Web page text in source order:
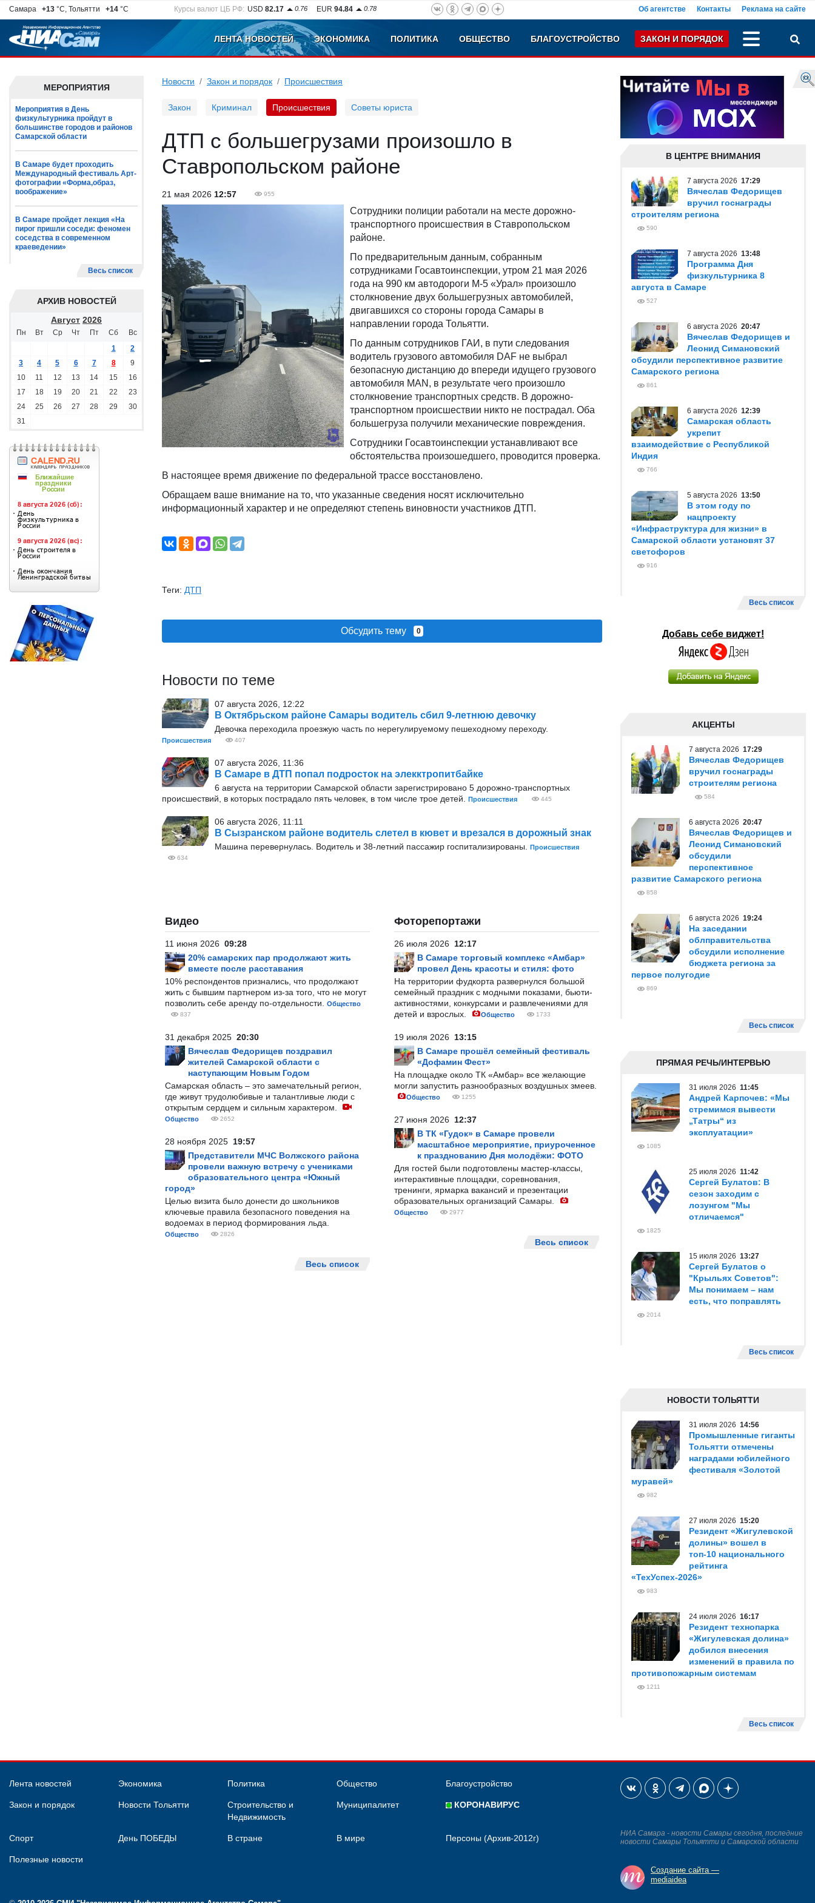
Самара +13 °C, Тольятти +14 °C Курсы валют ЦБ РФ: USD 82.17 0.76 EUR 94.84 0.78 Об агентстве Контакты Реклама на сайте
ЛЕНТА НОВОСТЕЙ ЭКОНОМИКА ПОЛИТИКА ОБЩЕСТВО БЛАГОУСТРОЙСТВО ЗАКОН И ПОРЯДОК
МЕРОПРИЯТИЯ
Мероприятия в День
физкультурника пройдут в
большинстве городов и районов
Самарской области
В Самаре будет проходить
Международный фестиваль Арт-
фотографии «Форма,образ,
воображение»
В Самаре пройдет лекция «На
пирог пришли соседи: феномен
соседства в современном
краеведении»
Весь список
АРХИВ НОВОСТЕЙ
Август 2026
Пн Вт Ср Чт Пт Сб
Вс
1
2
3
4 5 6 7 8
9
10
11 12 13 14 15
16
17
18 19 20 21 22
23
24
25 26 27 28 29
30
31
Новости Закон и порядок Происшествия
Закон Криминал Происшествия Советы юриста
ДТП с большегрузами произошло в
Ставропольском районе
21 мая 2026 12:57 955
Сотрудники полиции работали на месте дорожно-
транспортного происшествия в Ставропольском
районе.
По предварительным данным, собранным
сотрудниками Госавтоинспекции, утром 21 мая 2026
года на 990 км автодороги М-5 «Урал» произошло
столкновение двух большегрузных автомобилей,
двигавшихся со стороны города Самары в
направлении города Тольятти.
По данным сотрудников ГАИ, в пути следования
водитель грузового автомобиля DAF не выбрал
безопасную дистанцию до впереди идущего грузового
автомобиля MAN, в результате чего произошло
столкновение транспортных средств. В дорожно-
транспортном происшествии никто не пострадал. Оба
большегруза получили механические повреждения.
Сотрудники Госавтоинспекции устанавливают все
обстоятельства произошедшего, проводится проверка.
В настоящее время движение по федеральной трассе восстановлено.
Обращаем ваше внимание на то, что указанные сведения носят исключительно
информационный характер и не определяют степень виновности участников ДТП.
Теги: ДТП
Обсудить тему 0
Новости по теме
07 августа 2026, 12:22
В Октябрьском районе Самары водитель сбил 9-летнюю девочку
Девочка переходила проезжую часть по нерегулируемому пешеходному переходу.
Происшествия 407
07 августа 2026, 11:36
В Самаре в ДТП попал подросток на элекктропитбайке
6 августа на территории Самарской области зарегистрировано 5 дорожно-транспортных
происшествий, в которых пострадало пять человек, в том числе трое детей.
Происшествия 445
06 августа 2026, 11:11
В Сызранском районе водитель слетел в кювет и врезался в дорожный знак
Машина перевернулась. Водитель и 38-летний пассажир госпитализированы. Происшествия
634
Видео
11 июня 2026 09:28
20% самарских пар продолжают жить
вместе после расставания
10% респондентов признались, что продолжают
жить с бывшим партнером из-за того, что не могут
позволить себе аренду по-отдельности.
Общество
837
31 декабря 2025 20:30
Вячеслав Федорищев поздравил
жителей Самарской области с
наступающим Новым Годом
Самарская область – это замечательный регион,
где живут трудолюбивые и талантливые люди с
открытым сердцем и сильным характером.
Общество 2652
28 ноября 2025 19:57
Представители МЧС Волжского района
провели важную встречу с учениками
образовательного центра «Южный
город»
Целью визита было донести до школьников
ключевые правила безопасного поведения на
водоемах в период формирования льда.
Общество 2826
Весь список
Фоторепортажи
26 июля 2026 12:17
В Самаре торговый комплекс «Амбар»
провел День красоты и стиля: фото
На территории фудкорта развернулся большой
семейный праздник с модными показами, бьюти-
активностями, конкурсами и развлечениями для
детей и взрослых.
Общество 1733
19 июля 2026 13:15
В Самаре прошёл семейный фестиваль
«Дофамин Фест»
На площадке около ТК «Амбар» все желающие
могли запустить разнообразных воздушных змеев.
Общество 1255
27 июня 2026 12:37
В ТК «Гудок» в Самаре провели
масштабное мероприятие, приуроченное
к празднованию Дня молодёжи: ФОТО
Для гостей были подготовлены мастер-классы,
интерактивные площадки, соревнования,
тренинги, ярмарка вакансий и презентации
образовательных организаций Самары.
Общество 2977
Весь список
В ЦЕНТРЕ ВНИМАНИЯ
7 августа 2026 17:29
Вячеслав Федорищев
вручил госнаграды
строителям региона
590
7 августа 2026 13:48
Программа Дня
физкультурника 8
августа в Самаре
527
6 августа 2026 20:47
Вячеслав Федорищев и
Леонид Симановский
обсудили перспективное развитие
Самарского региона
861
6 августа 2026 12:39
Самарская область
укрепит
взаимодействие с Республикой
Индия
766
5 августа 2026 13:50
В этом году по
нацпроекту
«Инфраструктура для жизни» в
Самарской области установят 37
светофоров
916
Весь список
Добавь себе виджет!
АКЦЕНТЫ
7 августа 2026 17:29
Вячеслав Федорищев
вручил госнаграды
строителям региона
584
6 августа 2026 20:47
Вячеслав Федорищев и
Леонид Симановский
обсудили
перспективное
развитие Самарского региона
858
6 августа 2026 19:24
На заседании
облправительства
обсудили исполнение
бюджета региона за
первое полугодие
869
Весь список
ПРЯМАЯ РЕЧЬ/ИНТЕРВЬЮ
31 июля 2026 11:45
Андрей Карпочев: «Мы
стремимся вывести
„Татры“ из
эксплуатации»
1085
25 июля 2026 11:42
Сергей Булатов: В
сезон заходим с
лозунгом "Мы
отличаемся"
1825
15 июля 2026 13:27
Сергей Булатов о
"Крыльях Советов":
Мы понимаем – нам
есть, что поправлять
2014
Весь список
НОВОСТИ ТОЛЬЯТТИ
31 июля 2026 14:56
Промышленные гиганты
Тольятти отмечены
наградами юбилейного
фестиваля «Золотой
муравей»
982
27 июля 2026 15:20
Резидент «Жигулевской
долины» вошел в
топ-10 национального
рейтинга
«ТехУспех-2026»
983
24 июля 2026 16:17
Резидент технопарка
«Жигулевская долина»
добился внесения
изменений в правила по
противопожарным системам
1211
Весь список
Лента новостей Экономика Политика Общество Благоустройство
Закон и порядок Новости Тольятти
Строительство и
Недвижимость
Муниципалитет КОРОНАВИРУС
Спорт День ПОБЕДЫ В стране В мире Персоны (Архив-2012г)
Полезные новости
НИА Самара - новости Самары сегодня, последние
новости Самары Тольятти и Самарской области
Создание сайта —
mediaidea